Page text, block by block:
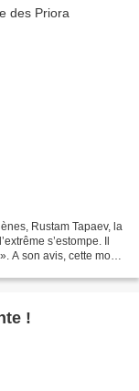
Rustam Tapaev, la
s’estompe. Il
A son avis, cette mode
!